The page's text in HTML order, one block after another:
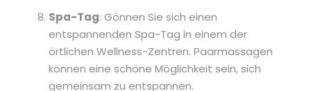
Spa-Tag: Gönnen Sie sich einen
entspannenden Spa-Tag in einem der
örtlichen Wellness-Zentren. Paarmassagen
können eine schöne Möglichkeit sein, sich
gemeinsam zu entspannen.